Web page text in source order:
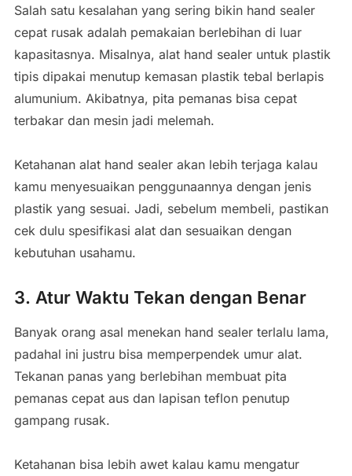
Salah satu kesalahan yang sering bikin hand sealer
cepat rusak adalah pemakaian berlebihan di luar
kapasitasnya. Misalnya, alat hand sealer untuk plastik
tipis dipakai menutup kemasan plastik tebal berlapis
alumunium. Akibatnya, pita pemanas bisa cepat
terbakar dan mesin jadi melemah.
Ketahanan alat hand sealer akan lebih terjaga kalau
kamu menyesuaikan penggunaannya dengan jenis
plastik yang sesuai. Jadi, sebelum membeli, pastikan
cek dulu spesifikasi alat dan sesuaikan dengan
kebutuhan usahamu.
3. Atur Waktu Tekan dengan Benar
Banyak orang asal menekan hand sealer terlalu lama,
padahal ini justru bisa memperpendek umur alat.
Tekanan panas yang berlebihan membuat pita
pemanas cepat aus dan lapisan teflon penutup
gampang rusak.
Ketahanan bisa lebih awet kalau kamu mengatur